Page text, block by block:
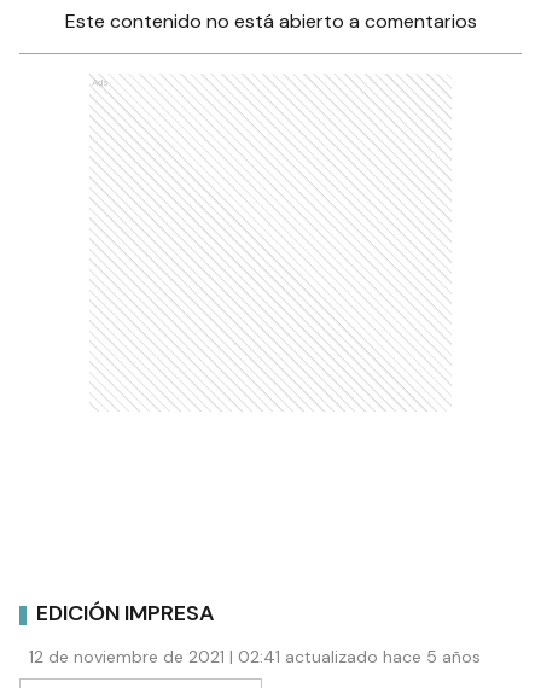
Este contenido no está abierto a comentarios
Ads
EDICIÓN IMPRESA
12 de noviembre de 2021 | 02:41 actualizado hace 5 años